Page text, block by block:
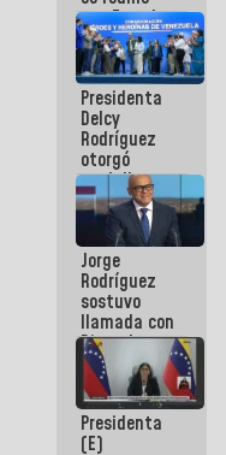
con Estado
Mayor
Eléctrico
para
abordar
planes de
acción
Presidenta
Delcy
Rodríguez
otorgó
medalla
"Héroe de
Venezuela"
a servidores
públicos
Jorge
Rodríguez
sostuvo
llamada con
Dinorah
Figuera y
acuerdan
primer
encuentro
presencial
Presidenta
(E)